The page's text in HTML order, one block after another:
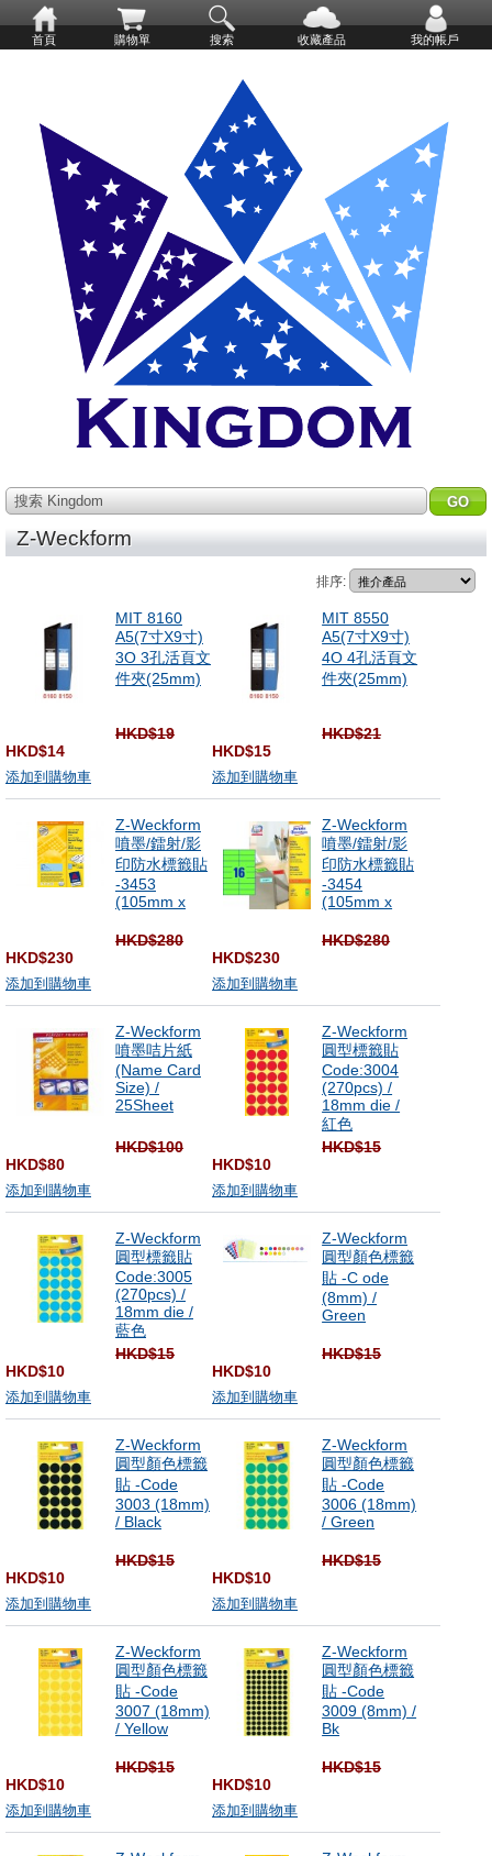
首頁 購物單 搜索 收藏產品 我的帳戶
搜索 Kingdom
Z-Weckform
排序:
MIT 8160
A5(7寸X9寸)
3O 3孔活頁文
件夾(25mm)
HKD$19
HKD$14
添加到購物車
MIT 8550
A5(7寸X9寸)
4O 4孔活頁文
件夾(25mm)
HKD$21
HKD$15
添加到購物車
Z-Weckform
噴墨/鐳射/影
印防水標籤貼
-3453
(105mm x
HKD$280
HKD$230
添加到購物車
Z-Weckform
噴墨/鐳射/影
印防水標籤貼
-3454
(105mm x
HKD$280
HKD$230
添加到購物車
Z-Weckform
噴墨咭片紙
(Name Card
Size) /
25Sheet
HKD$100
HKD$80
添加到購物車
Z-Weckform
圓型標籤貼
Code:3004
(270pcs) /
18mm die /
紅色
HKD$15
HKD$10
添加到購物車
Z-Weckform
圓型標籤貼
Code:3005
(270pcs) /
18mm die /
藍色
HKD$15
HKD$10
添加到購物車
Z-Weckform
圓型顏色標籤
貼 -C ode
(8mm) /
Green
HKD$15
HKD$10
添加到購物車
Z-Weckform
圓型顏色標籤
貼 -Code
3003 (18mm)
/ Black
HKD$15
HKD$10
添加到購物車
Z-Weckform
圓型顏色標籤
貼 -Code
3006 (18mm)
/ Green
HKD$15
HKD$10
添加到購物車
Z-Weckform
圓型顏色標籤
貼 -Code
3007 (18mm)
/ Yellow
HKD$15
HKD$10
添加到購物車
Z-Weckform
圓型顏色標籤
貼 -Code
3009 (8mm) /
Bk
HKD$15
HKD$10
添加到購物車